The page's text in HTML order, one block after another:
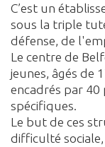
C’est un
sous la triple
défense, de
Le centre de
jeunes, âgés de
encadrés par 40
spécifiques.
Le but de ces
difficulté